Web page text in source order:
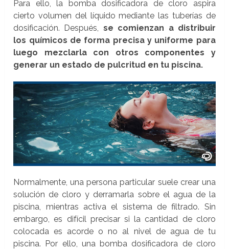
Para ello, la bomba dosificadora de cloro aspira
cierto volumen del líquido mediante las tuberías de
dosificación. Después, se comienzan a distribuir
los químicos de forma precisa y uniforme para
luego mezclarla con otros componentes y
generar un estado de pulcritud en tu piscina.
Normalmente, una persona particular suele crear una
solución de cloro y derramarla sobre el agua de la
piscina, mientras activa el sistema de filtrado. Sin
embargo, es difícil precisar si la cantidad de cloro
colocada es acorde o no al nivel de agua de tu
piscina. Por ello, una bomba dosificadora de cloro